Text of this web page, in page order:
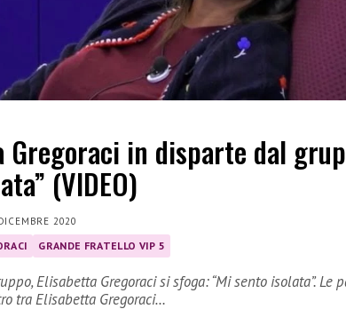
Gregoraci in disparte dal
(VIDEO)
2020
GRANDE FRATELLO VIP 5
Elisabetta Gregoraci si sfoga: “Mi sento isolata”. Le
tra Elisabetta Gregoraci…